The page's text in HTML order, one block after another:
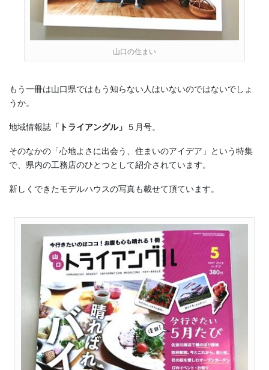
山口の住まい
もう一冊は山口県ではもう知らない人はいないのではないでしょ
うか。
地域情報誌 「トライアングル」 ５月号。
そのなかの「心地よさに出会う、住まいのアイデア」という特集
で、県内の工務店のひとつとして紹介されています。
新しくできたモデルハウスの写真も載せて頂ています。